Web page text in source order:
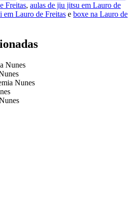
Freitas, aulas de jiu jitsu em Lauro de
em Lauro de Freitas e boxe na Lauro de
Nunes
Nunes